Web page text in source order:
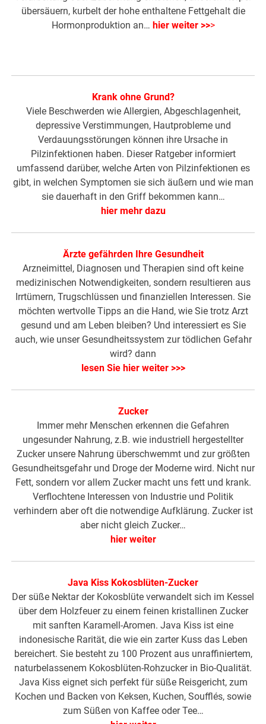
übersäuern, kurbelt der hohe enthaltene Fettgehalt die
Hormonproduktion an… hier weiter >>>
Krank ohne Grund?
Viele Beschwerden wie Allergien, Abgeschlagenheit,
depressive Verstimmungen, Hautprobleme und
Verdauungsstörungen können ihre Ursache in
Pilzinfektionen haben. Dieser Ratgeber informiert
umfassend darüber, welche Arten von Pilzinfektionen es
gibt, in welchen Symptomen sie sich äußern und wie man
sie dauerhaft in den Griff bekommen kann…
hier mehr dazu
Ärzte gefährden Ihre Gesundheit
Arzneimittel, Diagnosen und Therapien sind oft keine
medizinischen Notwendigkeiten, sondern resultieren aus
Irrtümern, Trugschlüssen und finanziellen Interessen. Sie
möchten wertvolle Tipps an die Hand, wie Sie trotz Arzt
gesund und am Leben bleiben? Und interessiert es Sie
auch, wie unser Gesundheitssystem zur tödlichen Gefahr
wird? dann
lesen Sie hier weiter >>>
Zucker
Immer mehr Menschen erkennen die Gefahren
ungesunder Nahrung, z.B. wie industriell hergestellter
Zucker unsere Nahrung überschwemmt und zur größten
Gesundheitsgefahr und Droge der Moderne wird. Nicht nur
Fett, sondern vor allem Zucker macht uns fett und krank.
Verflochtene Interessen von Industrie und Politik
verhindern aber oft die notwendige Aufklärung. Zucker ist
aber nicht gleich Zucker…
hier weiter
Java Kiss Kokosblüten-Zucker
Der süße Nektar der Kokosblüte verwandelt sich im Kessel
über dem Holzfeuer zu einem feinen kristallinen Zucker
mit sanften Karamell-Aromen. Java Kiss ist eine
indonesische Rarität, die wie ein zarter Kuss das Leben
bereichert. Sie besteht zu 100 Prozent aus unraffiniertem,
naturbelassenem Kokosblüten-Rohzucker in Bio-Qualität.
Java Kiss eignet sich perfekt für süße Reisgericht, zum
Kochen und Backen von Keksen, Kuchen, Soufflés, sowie
zum Süßen von Kaffee oder Tee…